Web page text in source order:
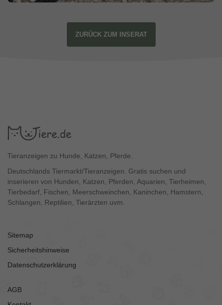
ZURÜCK ZUM INSERAT
Tieranzeigen zu Hunde, Katzen, Pferde.
Deutschlands Tiermarkt/Tieranzeigen. Gratis suchen und
inserieren von Hunden, Katzen, Pferden, Aquarien, Tierheimen,
Tierbedarf, Fischen, Meerschweinchen, Kaninchen, Hamstern,
Schlangen, Reptilien, Tierärzten uvm.
Sitemap
Sicherheitshinweise
Datenschutzerklärung
AGB